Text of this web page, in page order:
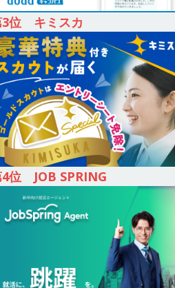
3位 キミスカ
位 JOB SPRING